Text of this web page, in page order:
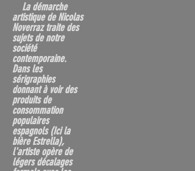
La démarche
artistique de Nicolas
Noverraz traite des
sujets de notre
société
contemporaine.
Dans les
sérigraphies
donnant à voir des
produits de
consommation
populaires
espagnols (Ici la
bière Estrella),
l'artiste opère de
légers décalages